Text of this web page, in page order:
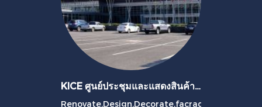
KICE ศูนย์ประชุมและแสดงสินค้านานาชาติจังหวัดขอนแก่น
Renovate,Design,Decorate,facrad